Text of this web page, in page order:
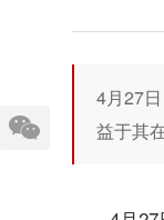
4月27
益于其